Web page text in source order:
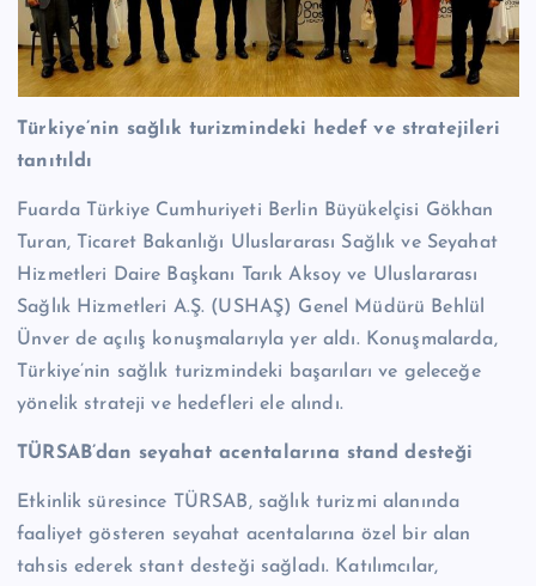
Türkiye’nin sağlık turizmindeki hedef ve stratejileri
tanıtıldı
Fuarda Türkiye Cumhuriyeti Berlin Büyükelçisi Gökhan
Turan, Ticaret Bakanlığı Uluslararası Sağlık ve Seyahat
Hizmetleri Daire Başkanı Tarık Aksoy ve Uluslararası
Sağlık Hizmetleri A.Ş. (USHAŞ) Genel Müdürü Behlül
Ünver de açılış konuşmalarıyla yer aldı. Konuşmalarda,
Türkiye’nin sağlık turizmindeki başarıları ve geleceğe
yönelik strateji ve hedefleri ele alındı.
TÜRSAB’dan seyahat acentalarına stand desteği
Etkinlik süresince TÜRSAB, sağlık turizmi alanında
faaliyet gösteren seyahat acentalarına özel bir alan
tahsis ederek stant desteği sağladı. Katılımcılar,